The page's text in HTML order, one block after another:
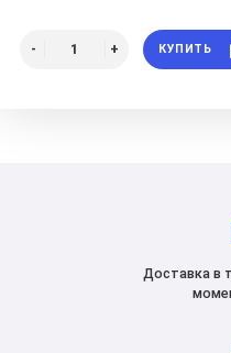
КУПИТЬ
Доставка в